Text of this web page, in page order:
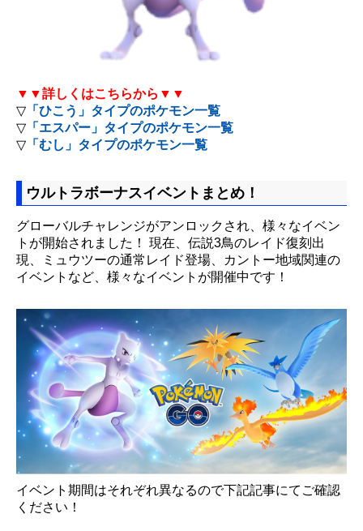
▼▼詳しくはこちらから▼▼
▽ 「ひこう」タイプのポケモン一覧
▽ 「エスパー」タイプのポケモン一覧
▽ 「むし」タイプのポケモン一覧
ウルトラボーナスイベントまとめ！
グローバルチャレンジがアンロックされ、様々なイベン
トが開始されました！ 現在、伝説3鳥のレイド復刻出
現、ミュウツーの通常レイド登場、カントー地域関連の
イベントなど、様々なイベントが開催中です！
イベント期間はそれぞれ異なるので下記記事にてご確認
ください！